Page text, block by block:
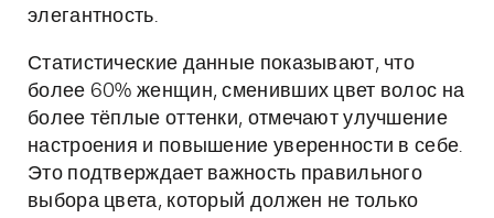
элегантность.
Статистические данные показывают, что
более 60% женщин, сменивших цвет волос на
более тёплые оттенки, отмечают улучшение
настроения и повышение уверенности в себе.
Это подтверждает важность правильного
выбора цвета, который должен не только